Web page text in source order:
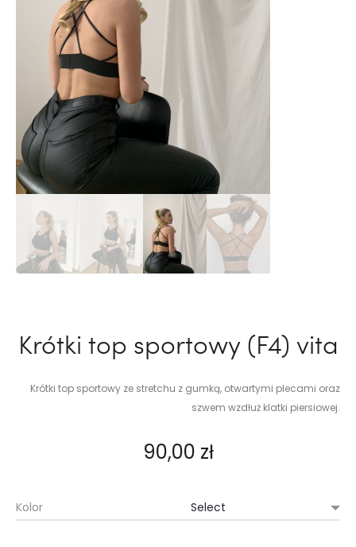
Krótki top sportowy (F4) vita
Krótki top sportowy ze stretchu z gumką, otwartymi plecami oraz
szwem wzdłuż klatki piersiowej.
90,00 zł
Kolor